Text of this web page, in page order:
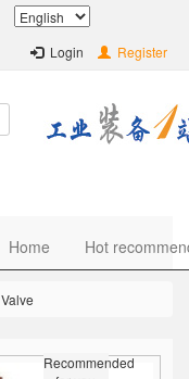
Login
Register
Home Hot
Valve
Recommended